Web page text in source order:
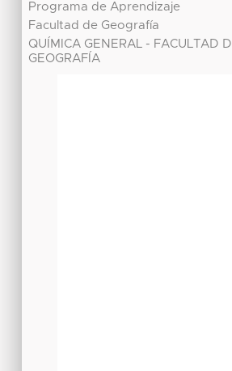
Programa de Aprendizaje
Facultad de Geografía
QUÍMICA GENERAL - FACULTAD
GEOGRAFÍA